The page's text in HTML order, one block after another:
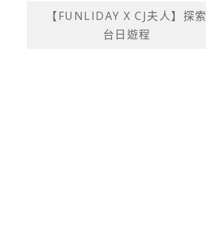
【FUNLIDAY X CJ夫人】探索
台日遊程